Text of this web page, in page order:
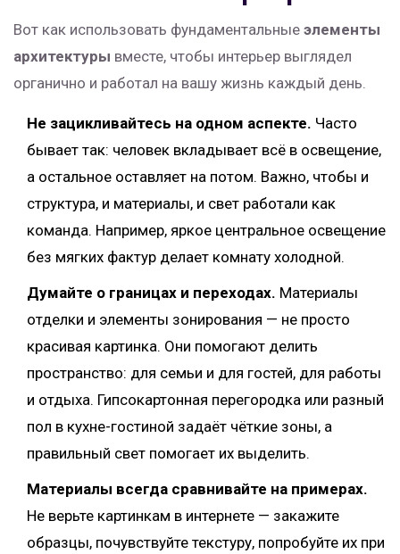
Вот как использовать фундаментальные элементы
архитектуры вместе, чтобы интерьер выглядел
органично и работал на вашу жизнь каждый день.
Не зацикливайтесь на одном аспекте. Часто
бывает так: человек вкладывает всё в освещение,
а остальное оставляет на потом. Важно, чтобы и
структура, и материалы, и свет работали как
команда. Например, яркое центральное освещение
без мягких фактур делает комнату холодной.
Думайте о границах и переходах. Материалы
отделки и элементы зонирования — не просто
красивая картинка. Они помогают делить
пространство: для семьи и для гостей, для работы
и отдыха. Гипсокартонная перегородка или разный
пол в кухне-гостиной задаёт чёткие зоны, а
правильный свет помогает их выделить.
Материалы всегда сравнивайте на примерах.
Не верьте картинкам в интернете — закажите
образцы, почувствуйте текстуру, попробуйте их при